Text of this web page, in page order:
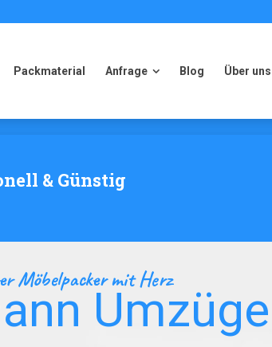
Packmaterial Anfrage Blog Über uns
Packmaterial Anfrage Blog Über uns
& Günstig
Möbelpacker mit Herz
Umzüge